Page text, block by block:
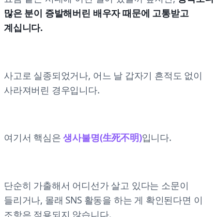
많은 분이 증발해버린 배우자 때문에 고통받고
계십니다.
사고로 실종되었거나, 어느 날 갑자기 흔적도 없이
사라져버린 경우입니다.
여기서 핵심은생사불명(生死不明)입니다.
단순히 가출해서 어디선가 살고 있다는 소문이
들리거나, 몰래 SNS 활동을 하는 게 확인된다면 이
조항은 적용되지 않습니다.